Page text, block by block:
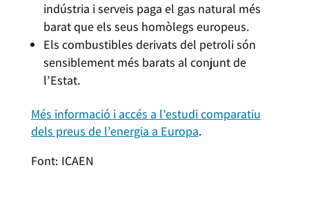
indústria i serveis paga el gas natural més
barat que els seus homòlegs europeus.
Els combustibles derivats del petroli són
sensiblement més barats al conjunt de
l’Estat.
Més informació i accés a l’estudi comparatiu
dels preus de l’energia a Europa.
Font: ICAEN